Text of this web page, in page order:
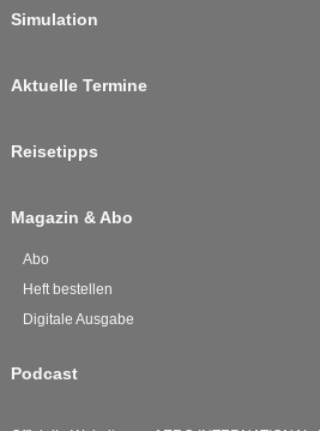
Simulation
Aktuelle Termine
Reisetipps
Magazin & Abo
Abo
Heft bestellen
Digitale Ausgabe
Podcast